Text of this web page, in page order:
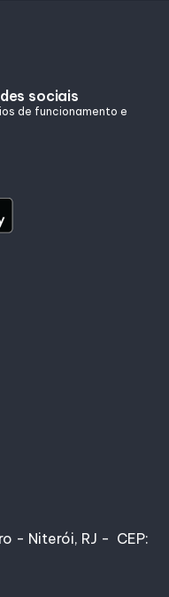
sociais
de funcionamento e
- Niterói, RJ - CEP: